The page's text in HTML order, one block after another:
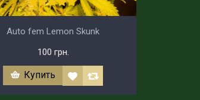
Auto fem Lemon Skunk
100 грн.
Купить